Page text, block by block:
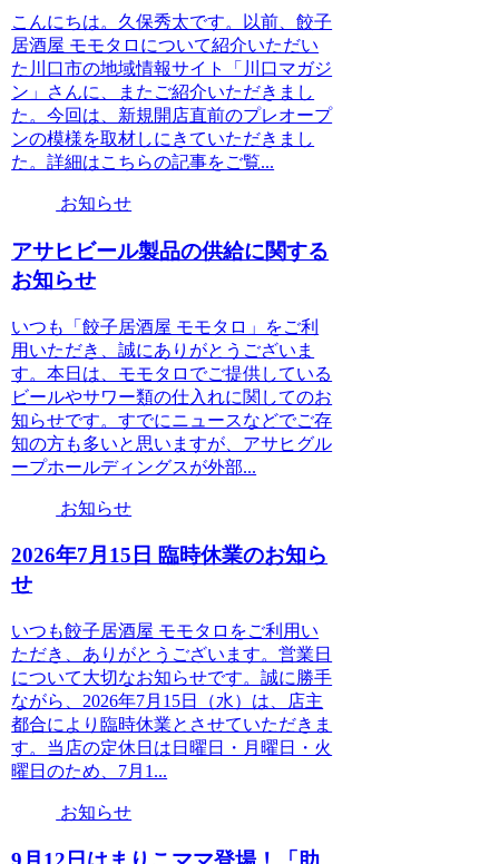
こんにちは。久保秀太です。以前、餃子
居酒屋 モモタロについて紹介いただい
た川口市の地域情報サイト「川口マガジ
ン」さんに、またご紹介いただきまし
た。今回は、新規開店直前のプレオープ
ンの模様を取材しにきていただきまし
た。詳細はこちらの記事をご覧...
お知らせ
アサヒビール製品の供給に関する
お知らせ
いつも「餃子居酒屋 モモタロ」をご利
用いただき、誠にありがとうございま
す。本日は、モモタロでご提供している
ビールやサワー類の仕入れに関してのお
知らせです。すでにニュースなどでご存
知の方も多いと思いますが、アサヒグル
ープホールディングスが外部...
お知らせ
2026年7月15日 臨時休業のお知ら
せ
いつも餃子居酒屋 モモタロをご利用い
ただき、ありがとうございます。営業日
について大切なお知らせです。誠に勝手
ながら、2026年7月15日（水）は、店主
都合により臨時休業とさせていただきま
す。当店の定休日は日曜日・月曜日・火
曜日のため、7月1...
お知らせ